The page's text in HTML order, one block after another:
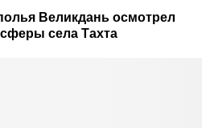
Великдань осмотрел
села Тахта